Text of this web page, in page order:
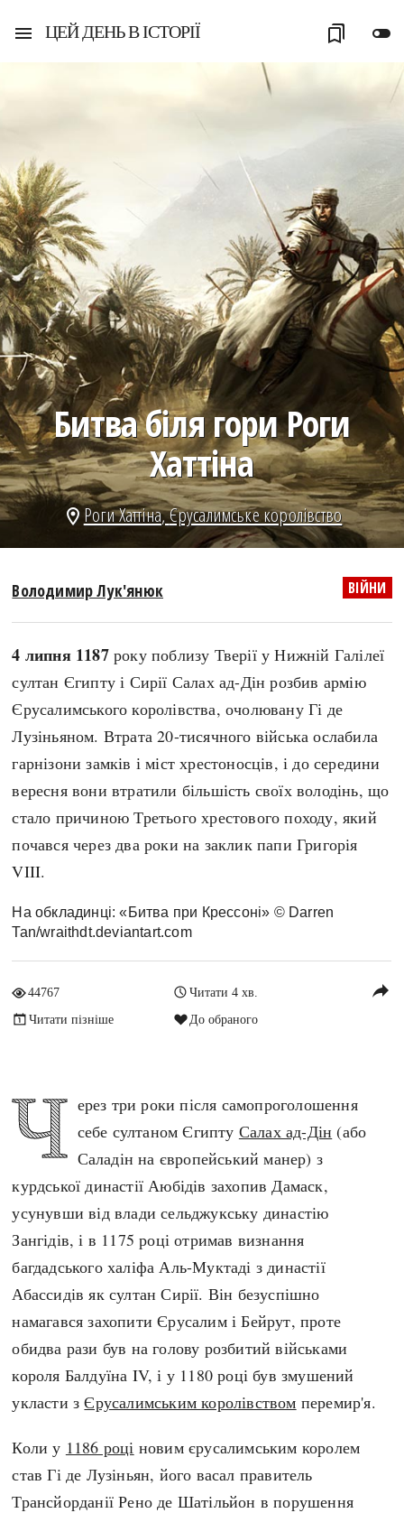
menu ЦЕЙ ДЕНЬ В ІСТОРІЇ toggle_off
bookmarks
search
СЬОГОДНІ
ПРАВИЛА ЖИТТЯ
ПОДКАСТИ
КАРТИ
НОТА БЕНЕ
ПРЯМА МОВА
МОЯ ІСТОРІЯ
Авіація і космонавтика
Архітектура і будівництво
Битви і війни
Кримінал
Культура і мистецтво
Людина і суспільство
Наука, освіта і техніка
Особистості
Релігія
Розваги і дозвілля
Спорт
Чудеса світу
Українська революція
Україна незалежна
Регіони
Австралія
Азія
Америка
А(нта)рктика
Африка
Європа
Хронологія
Античні часи
Новітня історія
Індекси
Нові статті
Популярні статті
Всі статті
Визначальні події
#Хештеги
Автори
done
Битва біля гори Роги
Хаттіна
location_on Роги Хаттіна,Єрусалимське королівство
ВІЙНИ
Володимир Лук'янюк
4 липня 1187року поблизу Тверії у Нижній Галілеї
султан Єгипту і Сирії Салах ад-Дін розбив армію
Єрусалимського королівства, очолювану Гі де
Лузіньяном. Втрата 20-тисячного війська ослабила
гарнізони замків і міст хрестоносців, і до середини
вересня вони втратили більшість своїх володінь, що
стало причиною Третього хрестового походу, який
почався через два роки на заклик папи Григорія
VIII.
На обкладинці: «Битва при Крессоні» © Darren
Tan/wraithdt.deviantart.com
44767
Читати 4 хв.
Читати пізніше
До обраного
reply
Ч ерез три роки після самопроголошення
себе султаном Єгипту Салах ад-Дін (або
Саладін на європейський манер) з
курдської династії Аюбідів захопив Дамаск,
усунувши від влади сельджукську династію
Зангідів, і в 1175 році отримав визнання
багдадського халіфа Аль-Муктаді з династії
Абассидів як султан Сирії. Він безуспішно
намагався захопити Єрусалим і Бейрут, проте
обидва рази був на голову розбитий військами
короля Балдуїна IV, і у 1180 році був змушений
укласти зЄрусалимським королівством перемир'я.
Коли у 1186 році новим єрусалимським королем
став Гі де Лузіньян, його васал правитель
Трансйорданії Рено де Шатільйон в порушення